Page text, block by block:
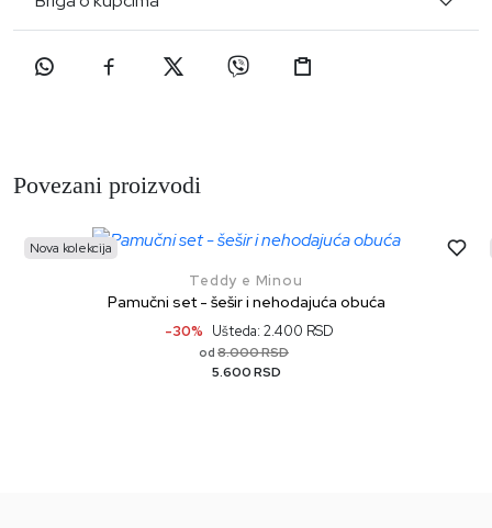
Povezani proizvodi
Nova kolekcija
Teddy e Minou
Pamučni set - šešir i nehodajuća obuća
-30% Ušteda: 2.400 RSD
od 8.000 RSD
5.600 RSD